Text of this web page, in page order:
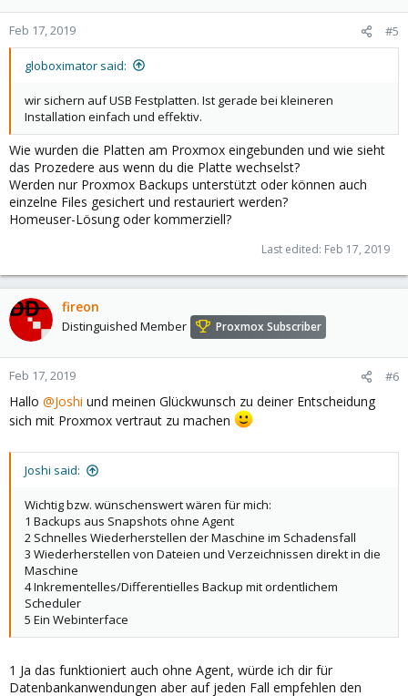
Feb 17, 2019 #5
globoximator said:
wir sichern auf USB Festplatten. Ist gerade bei kleineren
Installation einfach und effektiv.
Wie wurden die Platten am Proxmox eingebunden und wie sieht
das Prozedere aus wenn du die Platte wechselst?
Werden nur Proxmox Backups unterstützt oder können auch
einzelne Files gesichert und restauriert werden?
Homeuser-Lösung oder kommerziell?
Last edited: Feb 17, 2019
fireon
Distinguished Member Proxmox Subscriber
Feb 17, 2019 #6
Hallo @Joshi und meinen Glückwunsch zu deiner Entscheidung
sich mit Proxmox vertraut zu machen
Joshi said:
Wichtig bzw. wünschenswert wären für mich:
1 Backups aus Snapshots ohne Agent
2 Schnelles Wiederherstellen der Maschine im Schadensfall
3 Wiederherstellen von Dateien und Verzeichnissen direkt in die
Maschine
4 Inkrementelles/Differentielles Backup mit ordentlichem
Scheduler
5 Ein Webinterface
1 Ja das funktioniert auch ohne Agent, würde ich dir für
Datenbankanwendungen aber auf jeden Fall empfehlen den